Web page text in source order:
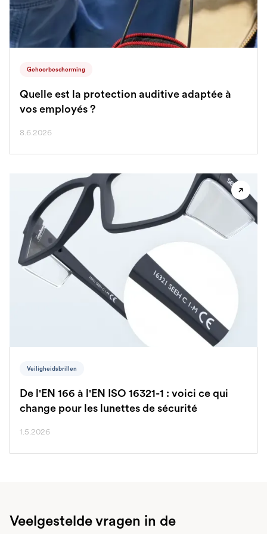
Gehoorbescherming
Quelle est la protection auditive adaptée à
vos employés ?
8.6.2026
Veiligheidsbrillen
De l'EN 166 à l'EN ISO 16321-1 : voici ce qui
change pour les lunettes de sécurité
1.5.2026
Veelgestelde vragen in de